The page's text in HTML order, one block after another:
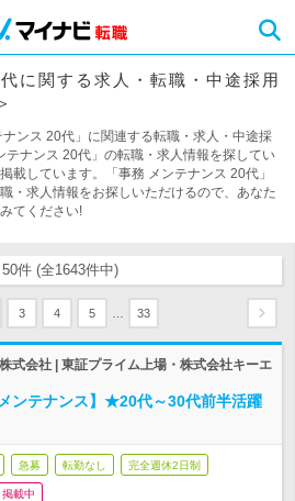
に関する求人・転職・中途採用
ンス 20代」に関連する転職・求人・中途採
テナンス 20代」の転職・求人情報を探してい
載しています。「事務 メンテナンス 20代」
・求人情報をお探しいただけるので、あなた
てください!
50件 (全1643件中)
3 4 5 33
式会社 | 東証プライム上場・株式会社キーエ
ンテナンス】★20代～30代前半活躍
急募 転勤なし 完全週休2日制
載中